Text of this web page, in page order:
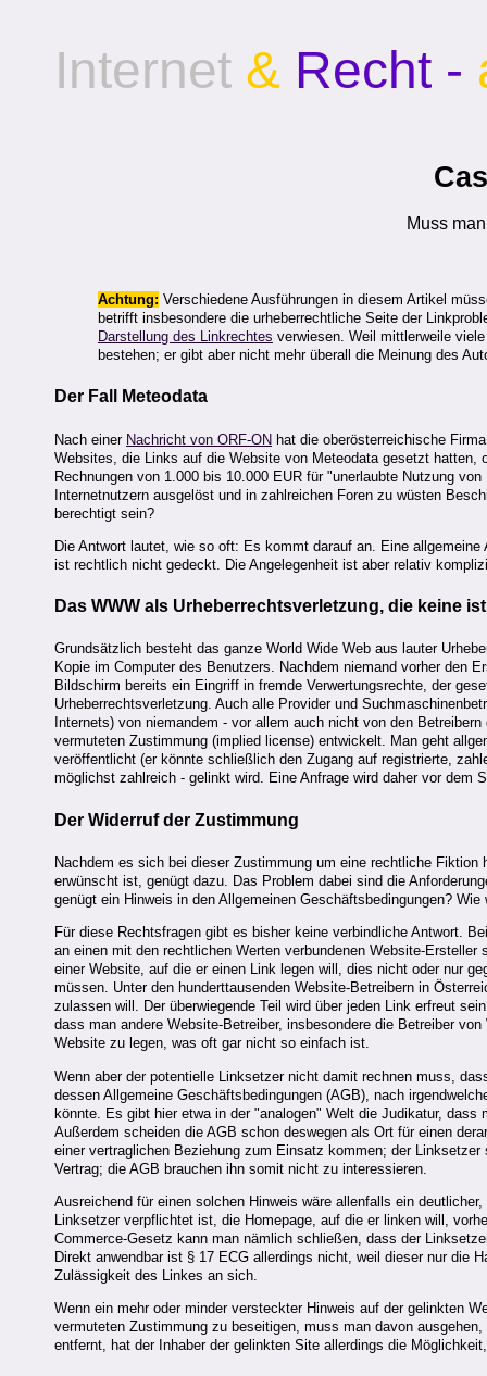
Internet & Recht -
Muss
Achtung: Verschiedene Ausführungen in diesem Artikel
betrifft insbesondere die urheberrechtliche Seite der
Darstellung des Linkrechtes verwiesen. Weil mittlerweile
bestehen; er gibt aber nicht mehr überall die Meinung des
Der Fall Meteodata
Nach einer Nachricht von ORF-ON hat die oberösterreichische
Websites, die Links auf die Website von Meteodata gesetzt hatten,
Rechnungen von 1.000 bis 10.000 EUR für "unerlaubte Nutzung
Internetnutzern ausgelöst und in zahlreichen Foren zu wüsten
berechtigt sein?
Die Antwort lautet, wie so oft: Es kommt darauf an. Eine
ist rechtlich nicht gedeckt. Die Angelegenheit ist aber relativ
Das WWW als Urheberrechtsverletzung, die keine ist
Grundsätzlich besteht das ganze World Wide Web aus lauter
Kopie im Computer des Benutzers. Nachdem niemand vorher den
Bildschirm bereits ein Eingriff in fremde Verwertungsrechte, der
Urheberrechtsverletzung. Auch alle Provider und
Internets) von niemandem - vor allem auch nicht von den
vermuteten Zustimmung (implied license) entwickelt. Man geht
veröffentlicht (er könnte schließlich den Zugang auf registrierte,
möglichst zahlreich - gelinkt wird. Eine Anfrage wird daher vor dem
Der Widerruf der Zustimmung
Nachdem es sich bei dieser Zustimmung um eine rechtliche
erwünscht ist, genügt dazu. Das Problem dabei sind die
genügt ein Hinweis in den Allgemeinen Geschäftsbedingungen?
Für diese Rechtsfragen gibt es bisher keine verbindliche Antwort.
an einen mit den rechtlichen Werten verbundenen Website-
einer Website, auf die er einen Link legen will, dies nicht oder nur
müssen. Unter den hunderttausenden Website-Betreibern in
zulassen will. Der überwiegende Teil wird über jeden Link erfreut
dass man andere Website-Betreiber, insbesondere die Betreiber
Website zu legen, was oft gar nicht so einfach ist.
Wenn aber der potentielle Linksetzer nicht damit rechnen muss,
dessen Allgemeine Geschäftsbedingungen (AGB), nach
könnte. Es gibt hier etwa in der "analogen" Welt die Judikatur,
Außerdem scheiden die AGB schon deswegen als Ort für einen
einer vertraglichen Beziehung zum Einsatz kommen; der
Vertrag; die AGB brauchen ihn somit nicht zu interessieren.
Ausreichend für einen solchen Hinweis wäre allenfalls ein
Linksetzer verpflichtet ist, die Homepage, auf die er linken will,
Commerce-Gesetz kann man nämlich schließen, dass der
Direkt anwendbar ist § 17 ECG allerdings nicht, weil dieser nur die
Zulässigkeit des Linkes an sich.
Wenn ein mehr oder minder versteckter Hinweis auf der gelinkten
vermuteten Zustimmung zu beseitigen, muss man davon
entfernt, hat der Inhaber der gelinkten Site allerdings die